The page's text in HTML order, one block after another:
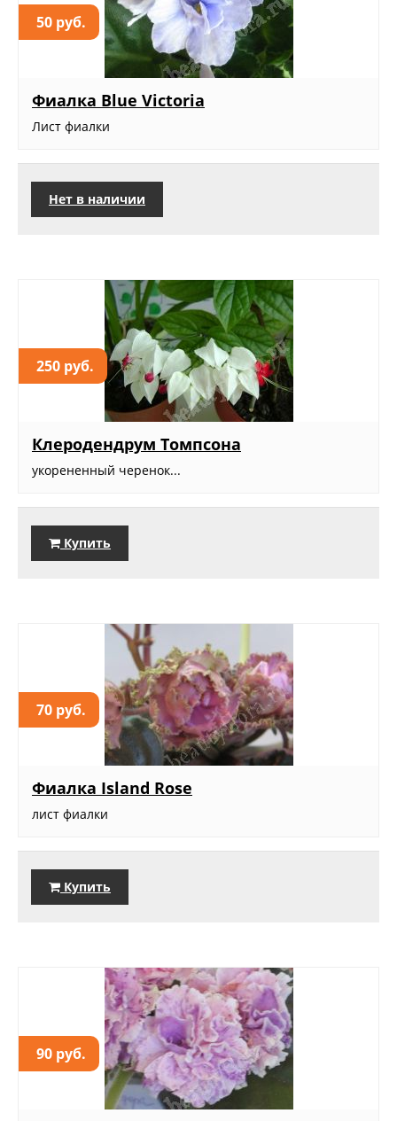
50 руб.
Фиалка Blue Victoria
Лист фиалки
Нет в наличии
250 руб.
Клеродендрум Томпсона
укорененный черенок...
Купить
70 руб.
Фиалка Island Rose
лист фиалки
Купить
90 руб.